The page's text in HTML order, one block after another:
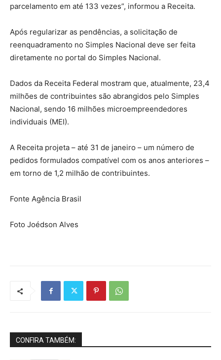
parcelamento em até 133 vezes”, informou a Receita.
Após regularizar as pendências, a solicitação de
reenquadramento no Simples Nacional deve ser feita
diretamente no portal do Simples Nacional.
Dados da Receita Federal mostram que, atualmente, 23,4
milhões de contribuintes são abrangidos pelo Simples
Nacional, sendo 16 milhões microempreendedores
individuais (MEI).
A Receita projeta – até 31 de janeiro – um número de
pedidos formulados compatível com os anos anteriores –
em torno de 1,2 milhão de contribuintes.
Fonte Agência Brasil
Foto Joédson Alves
CONFIRA TAMBÉM: